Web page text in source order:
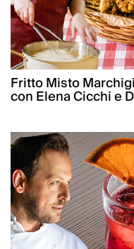
Fritto Misto
con Elena Cicchi e